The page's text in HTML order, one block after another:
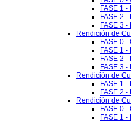
FASE 1
FASE 2
FASE 3
Rendición de
FASE 0
FASE 1
FASE 2
FASE 3
Rendición de
FASE 1
FASE 2
Rendición de
FASE 0
FASE 1